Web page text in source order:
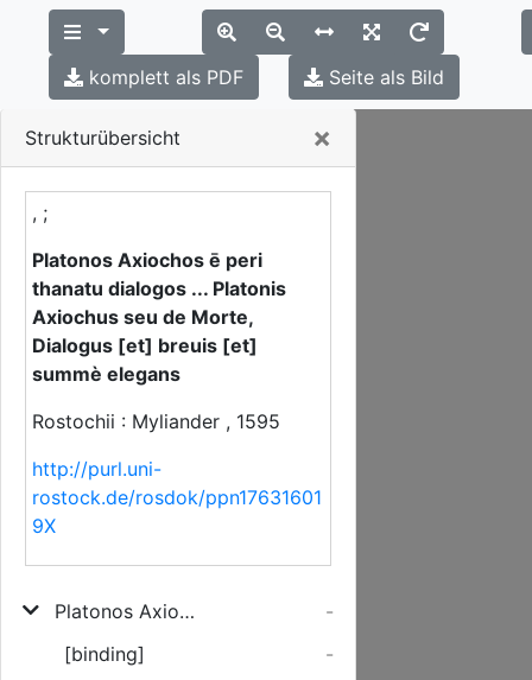
Strukturübersicht ×
, ;
Platonos Axiochos ē peri
thanatu dialogos ... Platonis
Axiochus seu de Morte,
Dialogus [et] breuis [et]
summè elegans
Rostochii : Myliander , 1595
http://purl.uni-
rostock.de/rosdok/ppn17631601
9X
Platonos Axiochos peri thanatu dialogos ... Platonis Axiochus seu de Morte, Dialogus [et] breuis [et] summè elegans
-
[binding]
-
komplett als PDF Seite als Bild